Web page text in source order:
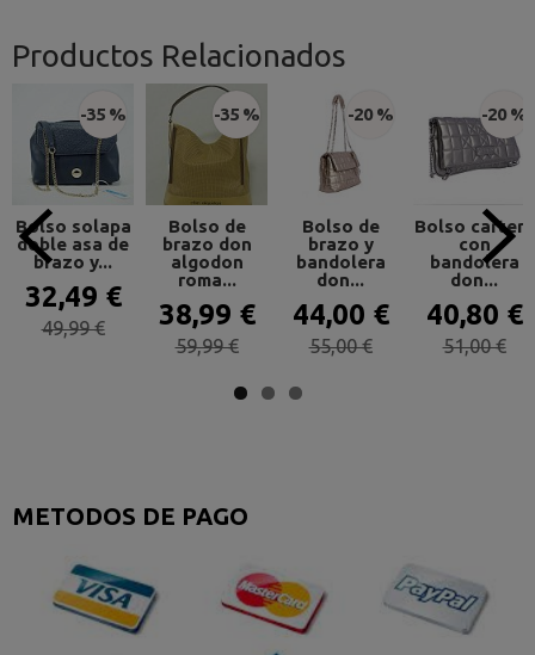
METODOS DE PAGO
Productos Relacionados
-35 %
Bolso solapa
doble asa de
brazo y...
32,49 €
49,99 €
-35 %
Bolso de
brazo don
algodon
roma...
38,99 €
59,99 €
-20 %
Bolso de
brazo y
bandolera
don...
44,00 €
55,00 €
-20 %
Bolso cartera
con
bandolera
don...
40,80 €
51,00 €